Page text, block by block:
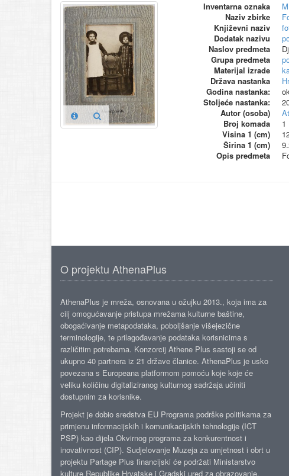
Inventarna oznaka
Naziv zbirke
Književni naziv
Dodatak nazivu
Naslov predmeta
Grupa predmeta
Materijal izrade
Država nastanka
Godina nastanka:
Stoljeće nastanka:
Autor (osoba)
Broj komada
1
Visina 1 (cm)
Širina 1 (cm)
Opis predmeta
O projektu AthenaPlus
AthenaPlus je mreža, osnovana u ožujku 2013., koja ima za
cilj omogućavanje pristupa mrežama kulturne baštine,
obogaćivanje metapodataka, poboljšanje višejezične
terminologije, te prilagođavanje podataka korisnicima s
različitim potrebama. Konzorcij Athene Plus sastoji se od
ukupno 40 partnera iz 21 države članice. AthenaPlus je usko
povezana s Europeana platformom pomoću koje koje će
veliku količinu digitaliziranog kulturnog sadržaja učiniti
dostupnim za korisnike.
Projekt je dobio sredstva EU Programa podrške politikama za
primjenu informacijskih i komunikacijskih tehnologije (ICT
PSP) kao dijela Okvirnog programa za konkurentnost i
inovativnost (CIP). Sudjelovanje Muzeja za umjetnost i obrt u
projektu Partage Plus financijski će podržati Ministarstvo
kulture Republike Hrvatske i Gradski ured za obrazovanje,